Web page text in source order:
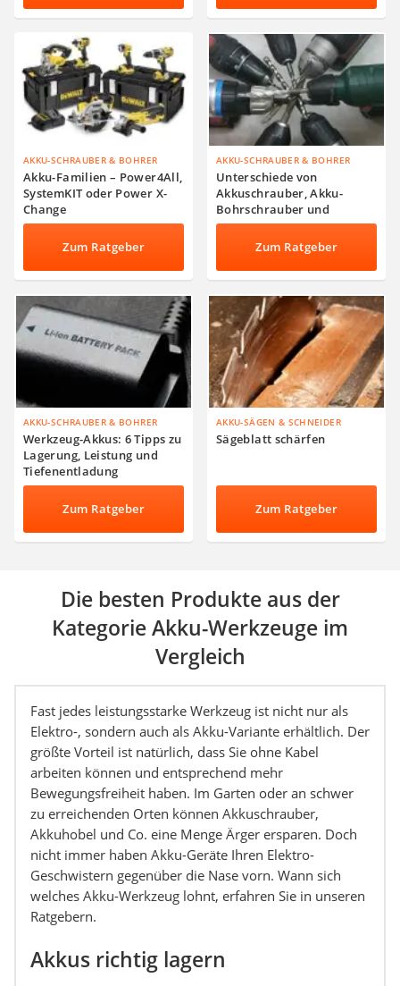
AKKU-SCHRAUBER & BOHRER
Akku-Familien – Power4All,
SystemKIT oder Power X-
Change
Zum Ratgeber
AKKU-SCHRAUBER & BOHRER
Unterschiede von
Akkuschrauber, Akku-
Bohrschrauber und
Akkuschlagbohrschrauber
Zum Ratgeber
AKKU-SCHRAUBER & BOHRER
Werkzeug-Akkus: 6 Tipps zu
Lagerung, Leistung und
Tiefenentladung
Zum Ratgeber
AKKU-SÄGEN & SCHNEIDER
Sägeblatt schärfen
Zum Ratgeber
Die besten Produkte aus der
Kategorie Akku-Werkzeuge im
Vergleich
Fast jedes leistungsstarke Werkzeug ist nicht nur als
Elektro-, sondern auch als Akku-Variante erhältlich. Der
größte Vorteil ist natürlich, dass Sie ohne Kabel
arbeiten können und entsprechend mehr
Bewegungsfreiheit haben. Im Garten oder an schwer
zu erreichenden Orten können Akkuschrauber,
Akkuhobel und Co. eine Menge Ärger ersparen. Doch
nicht immer haben Akku-Geräte Ihren Elektro-
Geschwistern gegenüber die Nase vorn. Wann sich
welches Akku-Werkzeug lohnt, erfahren Sie in unseren
Ratgebern.
Akkus richtig lagern